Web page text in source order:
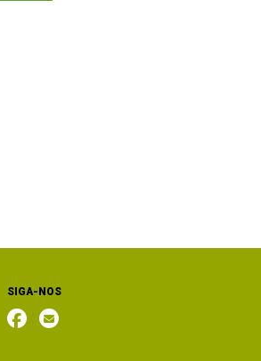
SIGA-NOS